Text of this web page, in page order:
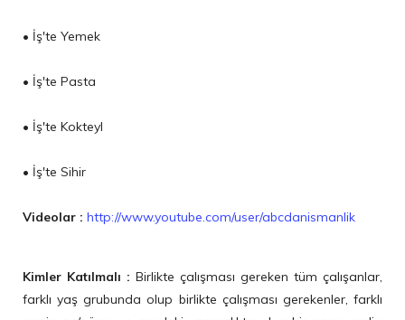
• İş'te Yemek
• İş'te Pasta
• İş'te Kokteyl
• İş'te Sihir
Videolar : http://www.youtube.com/user/abcdanismanlik
Kimler Katılmalı : Birlikte çalışması gereken tüm çalışanlar,
farklı yaş grubunda olup birlikte çalışması gerekenler, farklı